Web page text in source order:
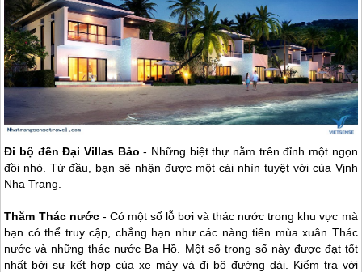
Đi bộ đến Đại Villas Bảo- Những biệt thự nằm trên đỉnh một ngọn
đồi nhỏ. Từ đầu, bạn sẽ nhận được một cái nhìn tuyệt vời của Vịnh
Nha Trang
Thăm Thác nước- Có một số lỗ bơi và thác nước trong khu vực mà
bạn có thể truy cập, chẳng hạn như các nàng tiên mùa xuân Thác
nước và những thác nước Ba Hồ. Một số trong số này được đạt tốt
nhất bởi sự kết hợp của xe máy và đi bộ đường dài. Kiểm tra với